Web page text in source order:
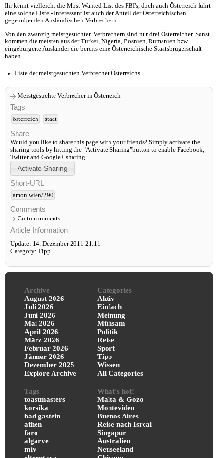
Ihr kennt vielleicht die Most Wanted List des FBI's, doch auch Österreich führt
eine solche Liste - Interessant ist auch der Anteil der Österreichischen
gegenüber den Ausländischen Verbrechern
Von den zwanzig meistgesuchten Verbrechern sind nur drei Österreicher. Sonst
kommen die meisten aus der Türkei, Nigeria, Bosnien, Rumänien bzw.
eingebürgerte Ausländer die bereits eine Österreichische Staatsbrügerschaft
haben.
Liste der meistgesuchten Verbrecher Österreichs
Meistgesuchte Verbrecher in Österreich
Tags
österreich staat
Share
Would you like to share this page with your friends? Simply activate the
sharing tools by hitting the "Activate Sharing"button to enable Facebook,
Twitter and Google+ sharing.
Short-URL
amon.wien/290
Comments
Go to comments
Article Information
Update: 14. Dezember 2011 21:11
Category: Tipp
Archive
August 2026
Juli 2026
Juni 2026
Mai 2026
April 2026
März 2026
Februar 2026
Jänner 2026
Dezember 2025
Explore Archive
Categories
Aktiv
Einfach
Meinung
Mühsam
Politik
Reise
Sport
Tipp
Wissen
All Categories
Tags
toastmasters
korsika
bad gastein
athen
faro
algarve
miv
What's hot!
Malta & Gozo
Montevideo
Buenos Aires
Reise nach Isreal
Singapur
Australien
Neuseeland